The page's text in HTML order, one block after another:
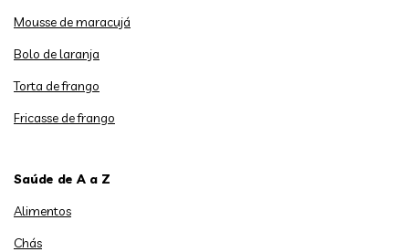
Mousse de maracujá
Bolo de laranja
Torta de frango
Fricasse de frango
Saúde de A a Z
Alimentos
Chás